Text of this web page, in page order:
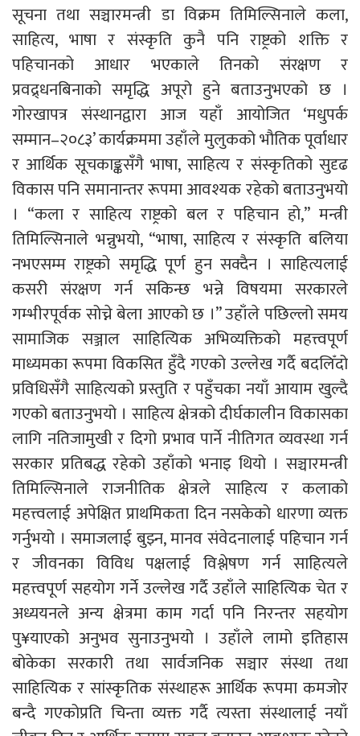
सूचना तथा सञ्चारमन्त्री डा विक्रम तिमिल्सिनाले कला,
साहित्य, भाषा र संस्कृति कुनै पनि राष्ट्रको शक्ति र
पहिचानको आधार भएकाले तिनको संरक्षण र
प्रवद्र्धनबिनाको समृद्धि अपूरो हुने बताउनुभएको छ ।
गोरखापत्र संस्थानद्वारा आज यहाँ आयोजित ‘मधुपर्क
सम्मान–२०८३’ कार्यक्रममा उहाँले मुलुकको भौतिक पूर्वाधार
र आर्थिक सूचकाङ्कसँगै भाषा, साहित्य र संस्कृतिको सुदृढ
विकास पनि समानान्तर रूपमा आवश्यक रहेको बताउनुभयो
। “कला र साहित्य राष्ट्रको बल र पहिचान हो,” मन्त्री
तिमिल्सिनाले भन्नुभयो, “भाषा, साहित्य र संस्कृति बलिया
नभएसम्म राष्ट्रको समृद्धि पूर्ण हुन सक्दैन । साहित्यलाई
कसरी संरक्षण गर्न सकिन्छ भन्ने विषयमा सरकारले
गम्भीरपूर्वक सोच्ने बेला आएको छ ।” उहाँले पछिल्लो समय
सामाजिक सञ्जाल साहित्यिक अभिव्यक्तिको महत्त्वपूर्ण
माध्यमका रूपमा विकसित हुँदै गएको उल्लेख गर्दै बदलिँदो
प्रविधिसँगै साहित्यको प्रस्तुति र पहुँचका नयाँ आयाम खुल्दै
गएको बताउनुभयो । साहित्य क्षेत्रको दीर्घकालीन विकासका
लागि नतिजामुखी र दिगो प्रभाव पार्ने नीतिगत व्यवस्था गर्न
सरकार प्रतिबद्ध रहेको उहाँको भनाइ थियो । सञ्चारमन्त्री
तिमिल्सिनाले राजनीतिक क्षेत्रले साहित्य र कलाको
महत्त्वलाई अपेक्षित प्राथमिकता दिन नसकेको धारणा व्यक्त
गर्नुभयो । समाजलाई बुझ्न, मानव संवेदनालाई पहिचान गर्न
र जीवनका विविध पक्षलाई विश्लेषण गर्न साहित्यले
महत्त्वपूर्ण सहयोग गर्ने उल्लेख गर्दै उहाँले साहित्यिक चेत र
अध्ययनले अन्य क्षेत्रमा काम गर्दा पनि निरन्तर सहयोग
पु¥याएको अनुभव सुनाउनुभयो । उहाँले लामो इतिहास
बोकेका सरकारी तथा सार्वजनिक सञ्चार संस्था तथा
साहित्यिक र सांस्कृतिक संस्थाहरू आर्थिक रूपमा कमजोर
बन्दै गएकोप्रति चिन्ता व्यक्त गर्दै त्यस्ता संस्थालाई नयाँ